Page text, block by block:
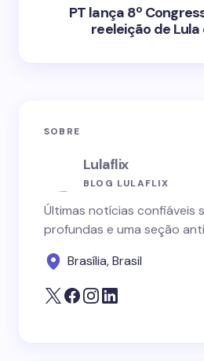
PT lança 8º
reeleição de
SOBRE
Lulaflix
BLOG LULAFLIX
Últimas notícias confiáveis
profundas e uma seção
Brasília, Brasil